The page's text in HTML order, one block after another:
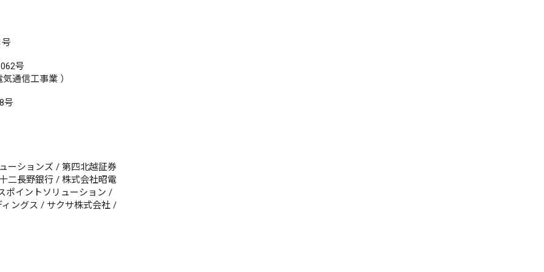
号
通信工事業 ）
号
ーションズ / 第四北越証券
二長野銀行 / 株式会社昭電
ポイントソリューション /
ングス / サクサ株式会社 /